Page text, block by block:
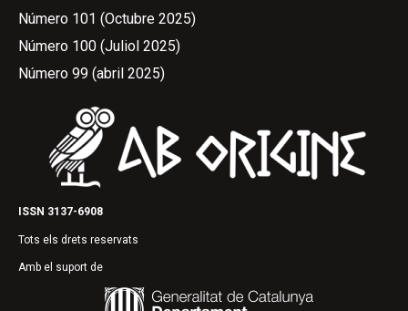
ISSN 3137-6908
Tots els drets reservats
Amb el suport de
Número 101 (Octubre 2025)
Número 100 (Juliol 2025)
Número 99 (abril 2025)